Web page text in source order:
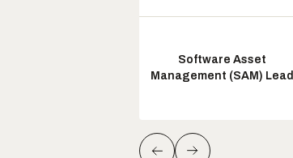
Software Asset
Management (SAM) Lead